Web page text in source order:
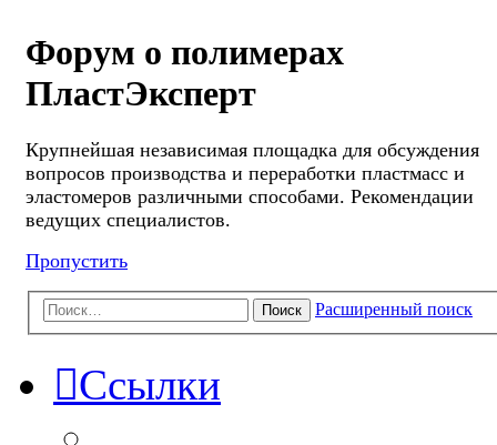
Форум о полимерах
ПластЭксперт
Крупнейшая независимая площадка для обсуждения
вопросов производства и переработки пластмасс и
эластомеров различными способами. Рекомендации
ведущих специалистов.
Пропустить
Поиск Расширенный поиск
Ссылки